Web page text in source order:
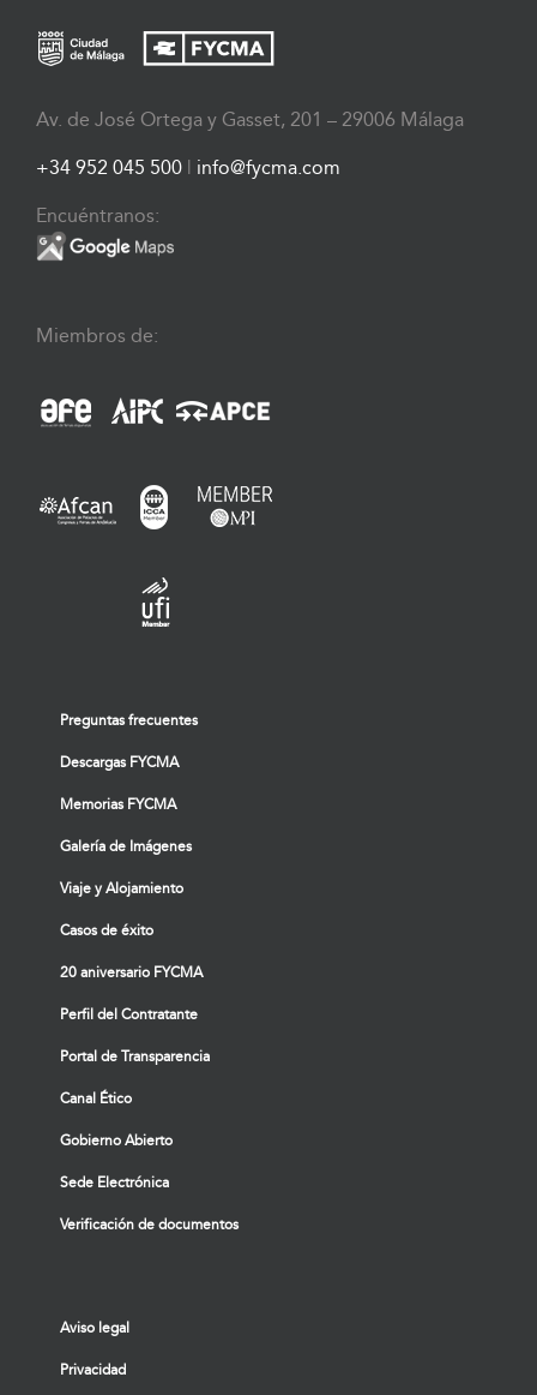
Av. de José Ortega y Gasset, 201 – 29006 Málaga
+34 952 045 500 info@fycma.com
Encuéntranos:
Miembros de:
Preguntas frecuentes
Descargas FYCMA
Memorias FYCMA
Galería de Imágenes
Viaje y Alojamiento
Casos de éxito
20 aniversario FYCMA
Perfil del Contratante
Portal de Transparencia
Canal Ético
Gobierno Abierto
Sede Electrónica
Verificación de documentos
Aviso legal
Privacidad